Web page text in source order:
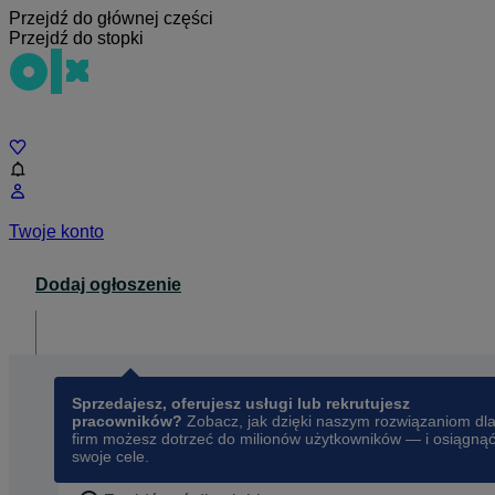
Przejdź do głównej części
Przejdź do stopki
Twoje konto
Dodaj ogłoszenie
Sprzedajesz, oferujesz usługi lub rekrutujesz
pracowników? Zobacz, jak dzięki naszym rozwiązaniom dla
firm możesz dotrzeć do milionów użytkowników — i osiągnąć
swoje cele.